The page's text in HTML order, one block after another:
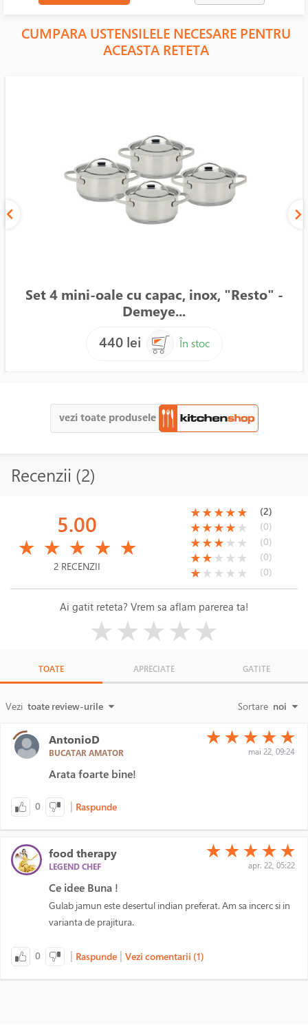
CUMPARA USTENSILELE NECESARE PENTRU
ACEASTA RETETA
Set 4 mini-oale cu capac, inox, "Resto" -
Demeye...
440 lei
În stoc
vezi toate produsele
Recenzii (2)
5.00
★ ★ ★ ★ ★
2 RECENZII
(*)
★(*)
★(*)
★(*)
★(*)
★ (2)
(*)
★(*)
★(*)
★(*)
★( )
★ (0)
(*)
★(*)
★(*)
★( )
★ ( )
★ (0)
(*)
★(*)
★( )
★ ( )
★ ( )
★ (0)
(*)
★( )
★ ( )
★ ( )
★ ( )
★ (0)
Ai gatit reteta? Vrem sa aflam parerea ta!
★★★★★
TOATE APRECIATE GATITE
Vezi toate review-urile Sortare noi
AntonioD
BUCATAR AMATOR
(*)
★ (*)
★ (*)
★ (*)
★ (*)
★
mai 22, 09:24
Arata foarte bine!
0 | Raspunde
food therapy
LEGEND CHEF
(*)
★ (*)
★ (*)
★ (*)
★ (*)
★
apr. 22, 05:22
Ce idee Buna !
Gulab jamun este desertul indian preferat. Am sa incerc si in
varianta de prajitura.
0 | Raspunde | Vezi comentarii (1)